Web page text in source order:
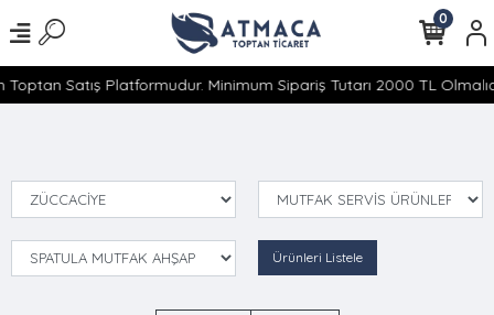
Satış Platformudur. Minimum Sipariş Tutarı 2000 TL
0
Ürünleri Listele